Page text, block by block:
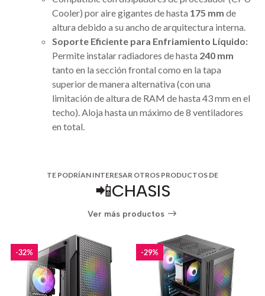
Cooler) por aire gigantes de hasta 175 mm de
altura debido a su ancho de arquitectura interna.
Soporte Eficiente para Enfriamiento Líquido:
Permite instalar radiadores de hasta 240 mm
tanto en la sección frontal como en la tapa
superior de manera alternativa (con una
limitación de altura de RAM de hasta 43 mm en el
techo). Aloja hasta un máximo de 8 ventiladores
en total.
TE PODRÍAN INTERESAR OTROS PRODUCTOS DE
📲CHASIS
Ver más productos
-32% -29%